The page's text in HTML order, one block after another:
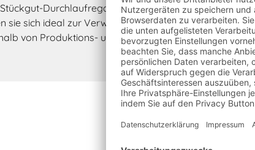
Durchlaufregalen eingesetzt werden. Daher
sie sich ideal zur Verwendung in Kanban-Prozessen
von Produktions- und Montagebereichen.